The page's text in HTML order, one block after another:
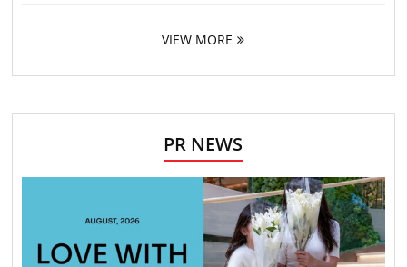
VIEW MORE
PR NEWS